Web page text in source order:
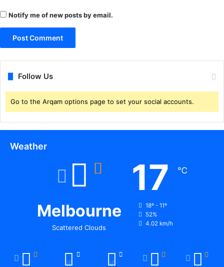
Notify me of new posts by email.
Follow Us
Go to the Arqam options page to set your social accounts.
Weather
Melbourne
Scattered Clouds
17 ℃
18º - 11º
52%
4.02 km/h